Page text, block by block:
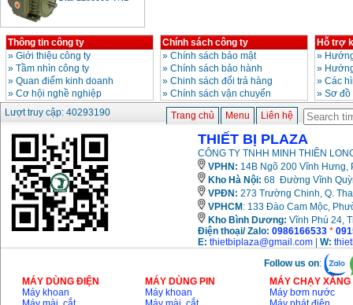
Bảng giá động cơ
diesel đầu nổ diesel
Giá:6500000
Bảng giá mũi khoan
Giá :330000VND
Máy khoan Bosch đa
năng GBH 2-26DRE
(800W)
Giá: 3980000
Máy cắt góc đa năng
Makita LS1019L
Thông tin công ty
» Giới thiệu công ty
» Tầm nhìn công ty
» Quan điểm kinh doanh
» Cơ hội nghề nghiệp
Chính sách công ty
» Chính sách bảo mật
» Chính sách bảo hành
» Chinh sách đổi trả hàng
» Chính sách vận chuyển
Hỗ trợ
»
»
» Các
» Sơ
Lượt truy cập: 40293190
Trang chủ Menu Liên hệ
THIẾT BỊ PLAZA
CÔNG TY TNHH MINH THIÊN
VPHN: 14B Ngõ 200 Vĩnh Hưng,
Kho Hà Nội: 68 Đường Vĩnh
VPĐN: 273 Trường Chinh, Q.
VPHCM : 133 Đào Cam Mộc,
Kho Bình Dương: Vĩnh Phú 24,
Điện thoại/ Zalo: 0986166533 *
E: thietbiplaza@gmail.com W:
Follow us on:
MÁY DÙNG ĐIỆN
Máy khoan
MÁY DÙNG PIN
Máy khoan
MÁY CHẠY
Máy bơm nước